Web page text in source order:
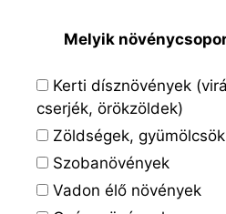
Melyik
Kerti dísznövények
cserjék, örökzöldek)
Zöldségek, gyümölcsök
Szobanövények
Vadon élő növények